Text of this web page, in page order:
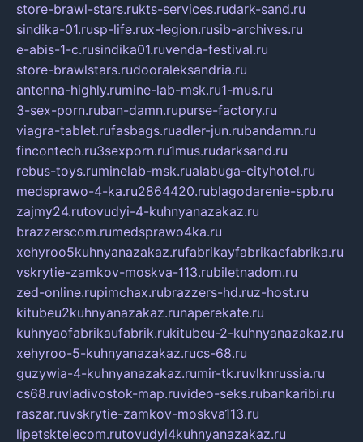
store-brawl-stars.rukts-services.rudark-sand.ru
sindika-01.rusp-life.rux-legion.rusib-archives.ru
e-abis-1-c.rusindika01.ruvenda-festival.ru
store-brawlstars.rudooraleksandria.ru
antenna-highly.rumine-lab-msk.ru1-mus.ru
3-sex-porn.ruban-damn.rupurse-factory.ru
viagra-tablet.rufasbags.ruadler-jun.rubandamn.ru
fincontech.ru3sexporn.ru1mus.rudarksand.ru
rebus-toys.ruminelab-msk.rualabuga-cityhotel.ru
medsprawo-4-ka.ru2864420.rublagodarenie-spb.ru
zajmy24.rutovudyi-4-kuhnyanazakaz.ru
brazzerscom.rumedsprawo4ka.ru
xehyroo5kuhnyanazakaz.rufabrikayfabrikaefabrika.ru
vskrytie-zamkov-moskva-113.rubiletnadom.ru
zed-online.rupimchax.rubrazzers-hd.ruz-host.ru
kitubeu2kuhnyanazakaz.runaperekate.ru
kuhnyaofabrikaufabrik.rukitubeu-2-kuhnyanazakaz.ru
xehyroo-5-kuhnyanazakaz.rucs-68.ru
guzywia-4-kuhnyanazakaz.rumir-tk.ruvlknrussia.ru
cs68.ruvladivostok-map.ruvideo-seks.rubankaribi.ru
raszar.ruvskrytie-zamkov-moskva113.ru
lipetsktelecom.rutovudyi4kuhnyanazakaz.ru